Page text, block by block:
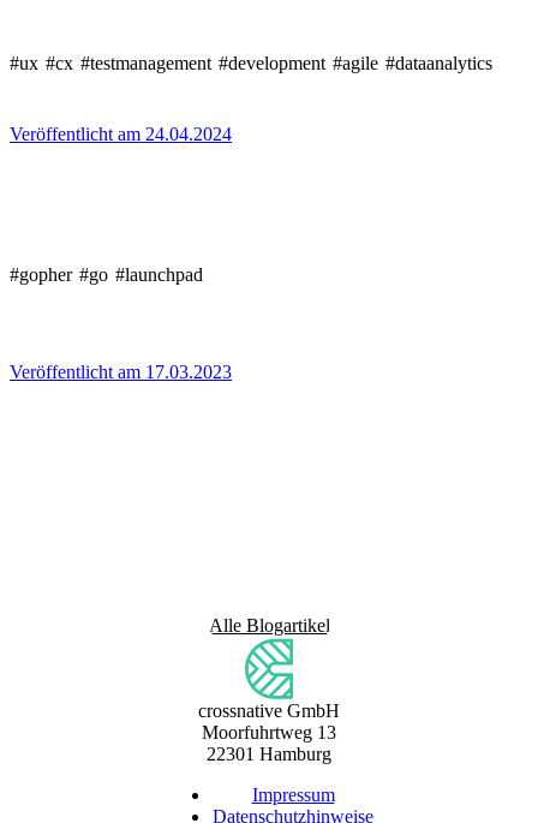
#ux #cx #testmanagement #development #agile #dataanalytics
Veröffentlicht am 24.04.2024
#gopher #go #launchpad
Veröffentlicht am 17.03.2023
Alle Blogartikel
crossnative GmbH
Moorfuhrtweg 13
22301 Hamburg
Impressum
Datenschutzhinweise